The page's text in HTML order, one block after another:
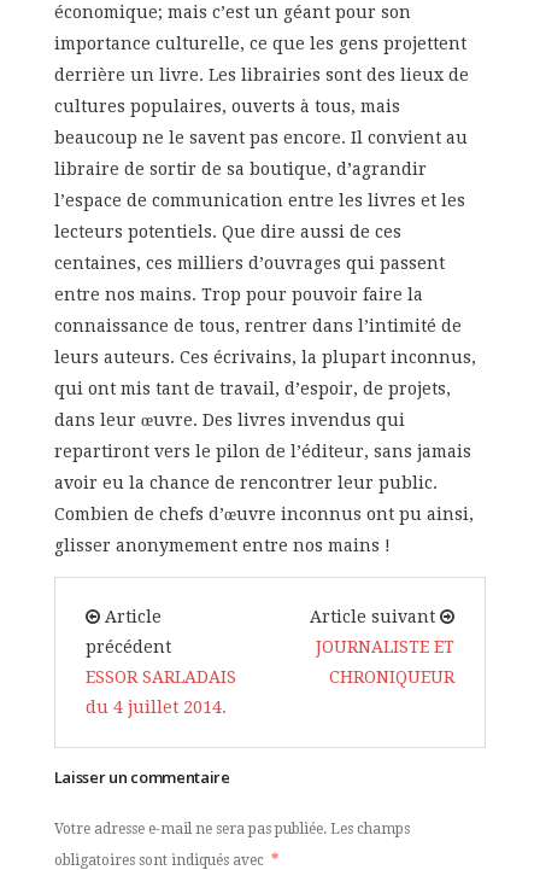
économique; mais c’est un géant pour son
importance culturelle, ce que les gens projettent
derrière un livre. Les librairies sont des lieux de
cultures populaires, ouverts à tous, mais
beaucoup ne le savent pas encore. Il convient au
libraire de sortir de sa boutique, d’agrandir
l’espace de communication entre les livres et les
lecteurs potentiels. Que dire aussi de ces
centaines, ces milliers d’ouvrages qui passent
entre nos mains. Trop pour pouvoir faire la
connaissance de tous, rentrer dans l’intimité de
leurs auteurs. Ces écrivains, la plupart inconnus,
qui ont mis tant de travail, d’espoir, de projets,
dans leur œuvre. Des livres invendus qui
repartiront vers le pilon de l’éditeur, sans jamais
avoir eu la chance de rencontrer leur public.
Combien de chefs d’œuvre inconnus ont pu ainsi,
glisser anonymement entre nos mains !
Article
précédent
ESSOR SARLADAIS
du 4 juillet 2014.
Article suivant
JOURNALISTE ET
CHRONIQUEUR
Laisser un commentaire
Votre adresse e-mail ne sera pas publiée.Les champs
obligatoires sont indiqués avec *